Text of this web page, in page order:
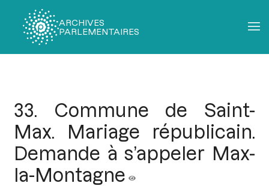
ARCHIVES
PARLEMENTAIRES
33. Commune de Saint-
Max. Mariage républicain.
Demande à s’appeler Max-
la-Montagne